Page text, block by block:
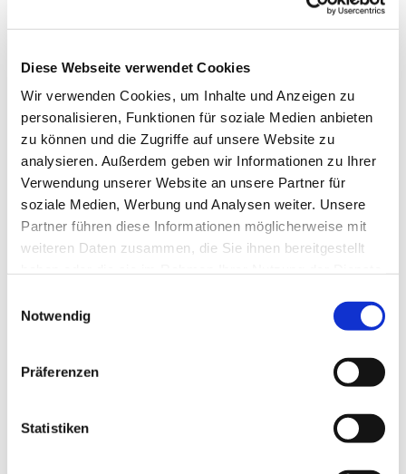
Diese Webseite verwendet Cookies
Wir verwenden Cookies, um Inhalte und Anzeigen zu
personalisieren, Funktionen für soziale Medien anbieten
zu können und die Zugriffe auf unsere Website zu
analysieren. Außerdem geben wir Informationen zu Ihrer
Verwendung unserer Website an unsere Partner für
soziale Medien, Werbung und Analysen weiter. Unsere
Partner führen diese Informationen möglicherweise mit
weiteren Daten zusammen, die Sie ihnen bereitgestellt
Notwendig
Präferenzen
Statistiken